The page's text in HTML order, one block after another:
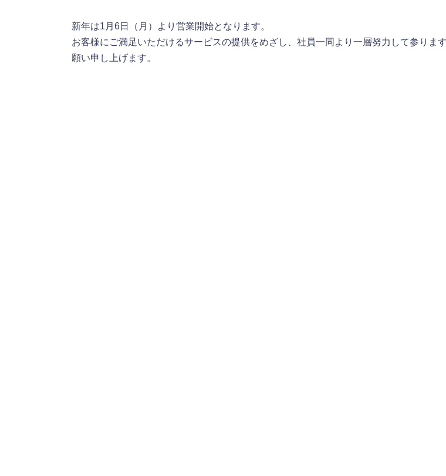
新年は1月6日（月）より営業開始となります。
お客様にご満足いただけるサービスの提供をめざし、社員一同より一層努力して参りま
願い申し上げます。